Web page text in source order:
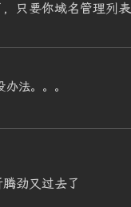
只要你域名管理列
法。。。
劲又过去了